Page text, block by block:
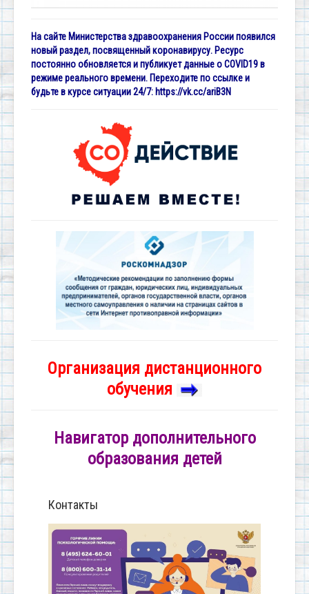
На сайте Министерства здравоохранения России появился
новый раздел, посвященный коронавирусу. Ресурс
постоянно обновляется и публикует данные о COVID19 в
режиме реального времени. Переходите по ссылке и
будьте в курсе ситуации 24/7: https://vk.cc/ariB3N
Организация дистанционного
обучения
Навигатор дополнительного
образования детей
Контакты